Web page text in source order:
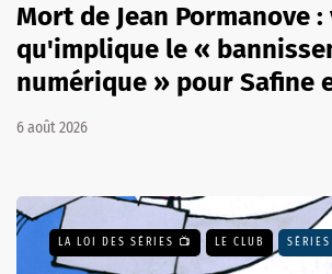
Mort de Jean Pormanove
qu'implique le «
numérique » pour Safine
6 août 2026
LA LOI DES SÉRIES 📺 LE CLUB